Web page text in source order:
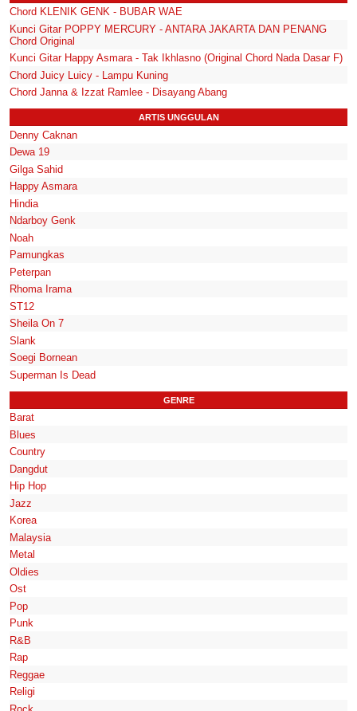
Chord KLENIK GENK - BUBAR WAE
Kunci Gitar POPPY MERCURY - ANTARA JAKARTA DAN PENANG
Chord Original
Kunci Gitar Happy Asmara - Tak Ikhlasno (Original Chord Nada Dasar F)
Chord Juicy Luicy - Lampu Kuning
Chord Janna & Izzat Ramlee - Disayang Abang
ARTIS UNGGULAN
Denny Caknan
Dewa 19
Gilga Sahid
Happy Asmara
Hindia
Ndarboy Genk
Noah
Pamungkas
Peterpan
Rhoma Irama
ST12
Sheila On 7
Slank
Soegi Bornean
Superman Is Dead
GENRE
Barat
Blues
Country
Dangdut
Hip Hop
Jazz
Korea
Malaysia
Metal
Oldies
Ost
Pop
Punk
R&B
Rap
Reggae
Religi